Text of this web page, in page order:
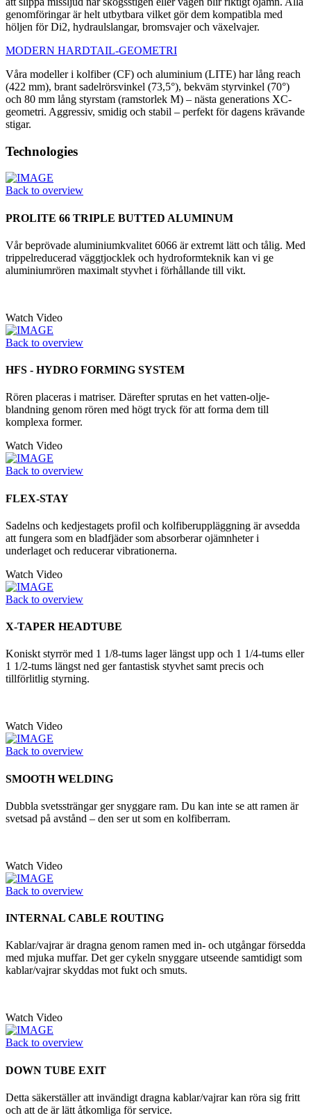
genomföringar är helt utbytbara vilket gör dem kompatibla med
höljen för Di2, hydraulslangar, bromsvajer och växelvajer.
MODERN HARDTAIL-GEOMETRI
Våra modeller i kolfiber (CF) och aluminium (LITE) har lång reach
(422 mm), brant sadelrörsvinkel (73,5°), bekväm styrvinkel (70°)
och 80 mm lång styrstam (ramstorlek M) – nästa generations XC-
geometri. Aggressiv, smidig och stabil – perfekt för dagens krävande
stigar.
Technologies
Back to overview
PROLITE 66 TRIPLE BUTTED ALUMINUM
Vår beprövade aluminiumkvalitet 6066 är extremt lätt och tålig. Med
trippelreducerad väggtjocklek och hydroformteknik kan vi ge
aluminiumrören maximalt styvhet i förhållande till vikt.
Watch Video
Back to overview
HFS - HYDRO FORMING SYSTEM
Rören placeras i matriser. Därefter sprutas en het vatten-olje-
blandning genom rören med högt tryck för att forma dem till
komplexa former.
Watch Video
Back to overview
FLEX-STAY
Sadelns och kedjestagets profil och kolfiberuppläggning är avsedda
att fungera som en bladfjäder som absorberar ojämnheter i
underlaget och reducerar vibrationerna.
Watch Video
Back to overview
X-TAPER HEADTUBE
Koniskt styrrör med 1 1/8-tums lager längst upp och 1 1/4-tums eller
1 1/2-tums längst ned ger fantastisk styvhet samt precis och
tillförlitlig styrning.
Watch Video
Back to overview
SMOOTH WELDING
Dubbla svetssträngar ger snyggare ram. Du kan inte se att ramen är
svetsad på avstånd – den ser ut som en kolfiberram.
Watch Video
Back to overview
INTERNAL CABLE ROUTING
Kablar/vajrar är dragna genom ramen med in- och utgångar försedda
med mjuka muffar. Det ger cykeln snyggare utseende samtidigt som
kablar/vajrar skyddas mot fukt och smuts.
Watch Video
Back to overview
DOWN TUBE EXIT
Detta säkerställer att invändigt dragna kablar/vajrar kan röra sig fritt
och att de är lätt åtkomliga för service.